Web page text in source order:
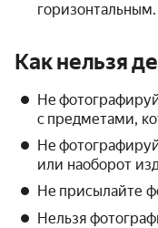
горизонтальным.
Как нельзя
Не
с предметами,
Не
или наоборот
Не присылайте
Нельзя